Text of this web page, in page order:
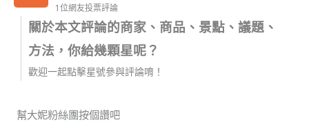
1位網友投票評論
關於本文評論的商家、商品、景點、議題、
方法，你給幾顆星呢？
歡迎一起點擊星號參與評論唷！
幫大妮粉絲團按個讚吧